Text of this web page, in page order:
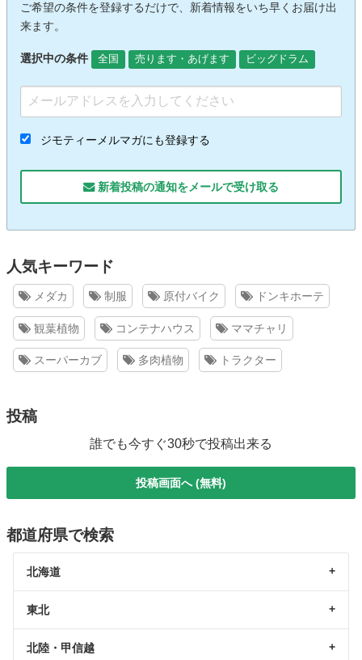
ご希望の条件を登録するだけで、新着情報をいち早くお届け出
来ます。
選択中の条件 全国 売ります・あげます ビッグドラム
ジモティーメルマガにも登録する
新着投稿の通知をメールで受け取る
人気キーワード
メダカ 制服 原付バイク ドンキホーテ
観葉植物 コンテナハウス ママチャリ
スーパーカブ 多肉植物 トラクター
投稿
誰でも今すぐ30秒で投稿出来る
投稿画面へ (無料)
都道府県で検索
北海道
東北
北陸・甲信越